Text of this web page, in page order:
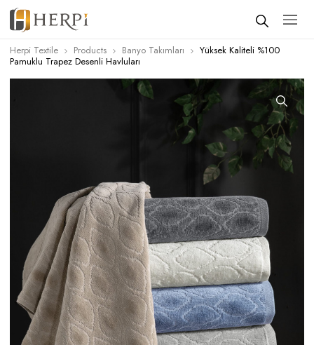
Herpi Textile Products Banyo Takımları
Yüksek Kaliteli %100
Pamuklu Trapez Desenli Havluları